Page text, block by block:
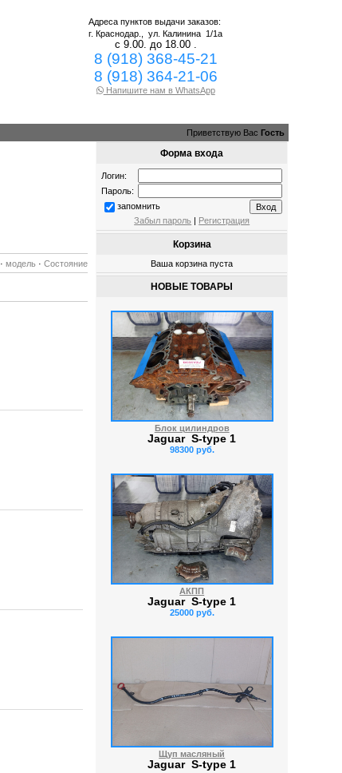
Адреса пунктов выдачи заказов:
г. Краснодар.,ул. Калинина 1/1а
с 9.00. до 18.00 .
8 (918) 368-45-21
8 (918) 364-21-06
Напишите нам в WhatsApp
Приветствую Вас Гость
·модель ·Состояние
Форма входа
Логин:
Пароль:
запомнить
Забыл пароль | Регистрация
Корзина
Ваша корзина пуста
НОВЫЕ ТОВАРЫ
Блок цилиндров
Jaguar S-type 1
98300 руб.
АКПП
Jaguar S-type 1
25000 руб.
Щуп масляный
Jaguar S-type 1